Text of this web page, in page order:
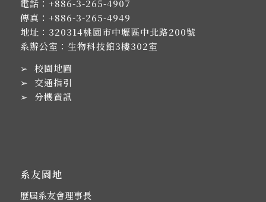
電話： +886-3-265-4907
傳真：+886-3-265-4949
地址： 320314桃園市中壢區中北路200號
系辦公室：生物科技館3樓302室
➢ 校園地圖
➢ 交通指引
➢ 分機資訊
系友園地
歷屆系友會理事長